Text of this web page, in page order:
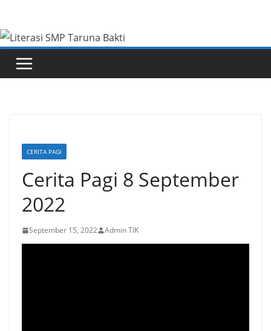
content
CERITA PAGI
Cerita Pagi 8 September
2022
September 15, 2022 Admin TIK